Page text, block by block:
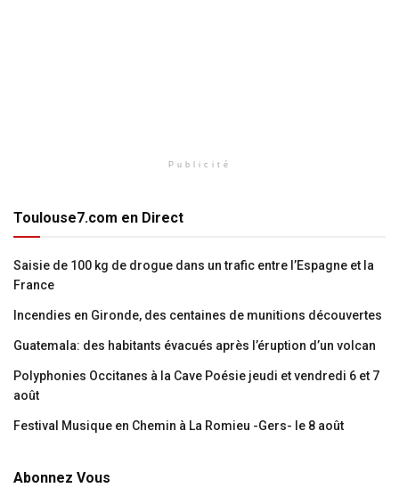
Publicité
Toulouse7.com en Direct
Saisie de 100 kg de drogue dans un trafic entre l’Espagne et la
France
Incendies en Gironde, des centaines de munitions découvertes
Guatemala: des habitants évacués après l’éruption d’un volcan
Polyphonies Occitanes à la Cave Poésie jeudi et vendredi 6 et 7
août
Festival Musique en Chemin à La Romieu -Gers- le 8 août
Abonnez Vous